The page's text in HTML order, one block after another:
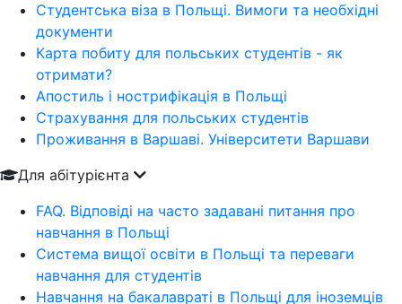
Студентська віза в Польщі. Вимоги та необхідні
документи
Карта побиту для польських студентів - як
отримати?
Апостиль і нострифікація в Польщі
Страхування для польських студентів
Проживання в Варшаві. Університети Варшави
Для абітурієнта
FAQ. Відповіді на часто задавані питання про
навчання в Польщі
Система вищої освіти в Польщі та переваги
навчання для студентів
Навчання на бакалавраті в Польщі для іноземців